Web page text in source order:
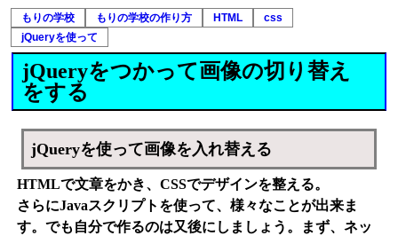
もりの学校 もりの学校の作り方 HTML
css
jQuery​を使って
jQuery​をつかって画像の切り替え
をする
jQueryを使って画像を入れ替える
HTMLで文章をかき、CSSでデザインを整える。
さらにJavaスクリプトを使って、様々なことが出来ま
す。でも自分で作るのは又後にしましょう。まず、ネッ